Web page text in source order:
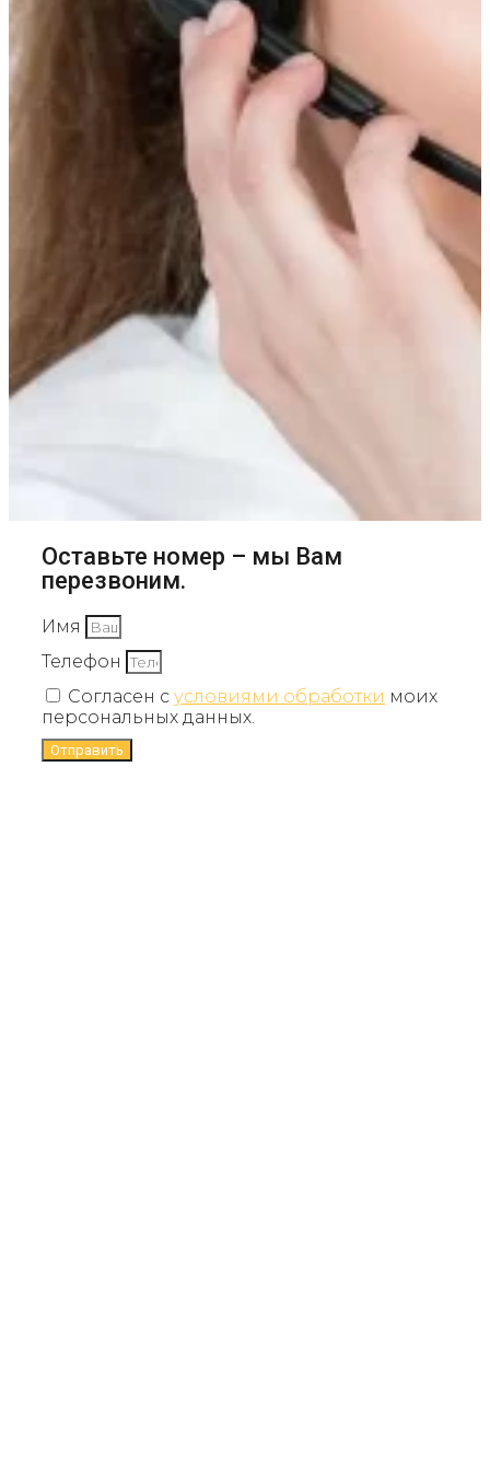
Оставьте номер – мы Вам
перезвоним.
Имя
Телефон
Согласен с условиями обработки моих
персональных данных.
Отправить